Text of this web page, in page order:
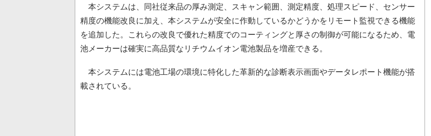
本システムは、同社従来品の厚み測定、スキャン範囲、測定精度、処理スピード、センサー
精度の機能改良に加え、本システムが安全に作動しているかどうかをリモート監視できる機能
を追加した。これらの改良で優れた精度でのコーティングと厚さの制御が可能になるため、電
池メーカーは確実に高品質なリチウムイオン電池製品を増産できる。
本システムには電池工場の環境に特化した革新的な診断表示画面やデータレポート機能が搭
載されている。